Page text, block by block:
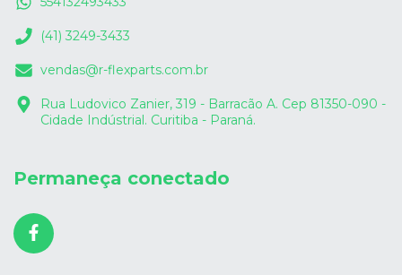
(41) 3249-3433
vendas@r-flexparts.com.br
Rua Ludovico Zanier, 319 - Barracão A. Cep 81350-090 -
Cidade Indústrial. Curitiba - Paraná.
Permaneça conectado